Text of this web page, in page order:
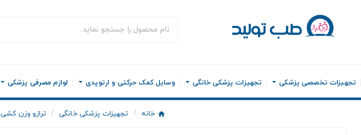
تجهیزات تخصصی پزشکی تجهیزات پزشکی خانگی وسایل کمک حرکتی و ارتوپدی لوازم مصرفی پزشکی
خانه تجهیزات پزشکی خانگی ترازو وزن کشی